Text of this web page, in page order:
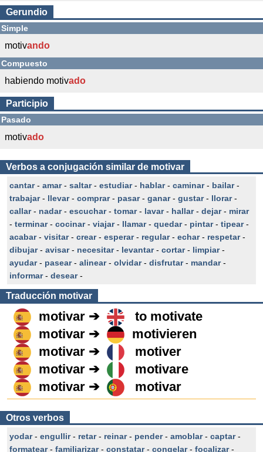
Gerundio
Simple
motivando
Compuesto
habiendo motivado
Participio
Pasado
motivado
Verbos a conjugación similar de motivar
cantar- amar- saltar- estudiar- hablar- caminar- bailar-
trabajar- llevar- comprar- pasar- ganar- gustar- llorar-
callar- nadar- escuchar- tomar- lavar- hallar- dejar- mirar
- terminar- cocinar- viajar- llamar- quedar- pintar- tipear-
acabar- visitar- crear- esperar- regular- echar- respetar-
dibujar- avisar- necesitar- levantar- cortar- limpiar-
ayudar- pasear- alinear- olvidar- disfrutar- mandar-
informar- desear-
Traducción motivar
motivar ➔
to motivate
motivar ➔
motivieren
motivar ➔
motiver
motivar ➔
motivare
motivar ➔
motivar
Otros verbos
yodar- engullir- retar- reinar- pender- amoblar- captar-
formatear- familiarizar- constatar- congelar- focalizar-